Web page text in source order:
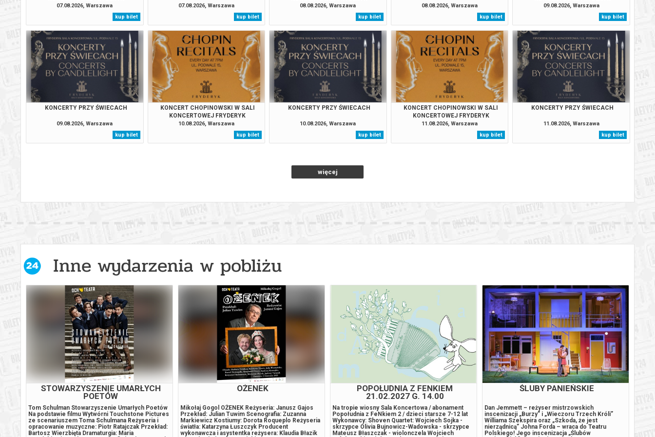
Warszawa 13.08.2026 , g. 17:30(czwartek) Fryderyk Concert Hall w Warszawie od 65,00 pln BILETY
Warszawa 13.08.2026 , g. 19:00(czwartek) Fryderyk Concert Hall w Warszawie od 65,00 pln BILETY
Warszawa 13.08.2026 , g. 20:55 (czwartek) Fryderyk Concert Hall w Warszawie od 95,00 pln BILETY
Warszawa 14.08.2026 , g. 14:30(piątek) Fryderyk Concert Hall w Warszawie od 65,00 pln BILETY
Warszawa 14.08.2026 , g. 16:00 Fryderyk Concert Hall w Warszawie BILETY
Fryderyk Concert Hall w Warszawie
Warszawa 14.08.2026 , g. 20:55(piątek) Fryderyk Concert Hall w Warszawie od 95,00 pln BILETY
Warszawa 15.08.2026 , g. 14:30 (sobota) od 65,00 pln BILETY
15.08.2026 , g. 17:30
Warszawa 15.08.2026 , g. 19:00(sobota) Fryderyk Concert Hall w Warszawie od 65,00 pln BILETY
Warszawa 15.08.2026 , g. 20:55(sobota) Fryderyk Concert Hall w Warszawie od 95,00 pln BILETY
Warszawa 16.08.2026 , g. 14:00(niedziela) Fryderyk Concert Hall w Warszawie od 65,00 pln BILETY
Warszawa 16.08.2026 , g. 15:30(niedziela) Fryderyk Concert Hall w Warszawie od 65,00 pln BILETY
Warszawa 16.08.2026 , g. 19:00(niedziela) Fryderyk Concert Hall w Warszawie od 65,00 pln BILETY
Warszawa 16.08.2026 , g. 20:55(niedziela) Fryderyk Concert Hall w Warszawie od 95,00 pln BILETY
07.08.2026, Warszawa
kup bilet
07.08.2026, Warszawa
kup bilet
08.08.2026, Warszawa
kup bilet
08.08.2026, Warszawa
kup bilet
09.08.2026, Warszawa
kup bilet
KONCERTY PRZY ŚWIECACH
09.08.2026, Warszawa
kup bilet
KONCERT CHOPINOWSKI W SALI
KONCERTOWEJ FRYDERYK
10.08.2026, Warszawa
kup bilet
KONCERTY PRZY ŚWIECACH
10.08.2026, Warszawa
kup bilet
KONCERT CHOPINOWSKI W SALI
KONCERTOWEJ FRYDERYK
11.08.2026, Warszawa
kup bilet
KONCERTY PRZY ŚWIECACH
11.08.2026, Warszawa
kup bilet
więcej
Inne wydarzenia w pobliżu
STOWARZYSZENIE UMARŁYCH
POETÓW
Tom Schulman Stowarzyszenie Umarłych Poetów
Na podstawie filmu Wytwórni Touchstone Pictures
ze scenariuszem Toma Schulmana Reżyseria i
opracowanie muzyczne: Piotr Ratajczak Przekład:
Bartosz Wierzbięta Dramaturgia: Maria
OŻENEK
Mikołaj Gogol OŻENEK Reżyseria: Janusz Gajos
Przekład: Julian Tuwim Scenografia: Zuzanna
Markiewicz Kostiumy: Dorota Roqueplo Reżyseria
światła: Katarzyna Łuszczyk Producent
wykonawcza i asystentka reżysera: Klaudia Błazik
POPOŁUDNIA Z FENKIEM
21.02.2027 G. 14.00
Na tropie wiosny Sala Koncertowa / abonament
Popołudnia z FeNkiem 2 / dzieci starsze 7-12 lat
Wykonawcy: Shoven Quartet: Wojciech Sojka -
skrzypce Olivia Bujnowicz-Wadowska - skrzypce
Mateusz Błaszczak - wiolonczela Wojciech
ŚLUBY PANIEŃSKIE
Dan Jemmett – reżyser mistrzowskich
inscenizacji „Burzy” i „Wieczoru Trzech Króli”
Williama Szekspira oraz „Szkoda, że jest
nierządnicą” Johna Forda – wraca do Teatru
Polskiego! Jego inscenizacja „Ślubów